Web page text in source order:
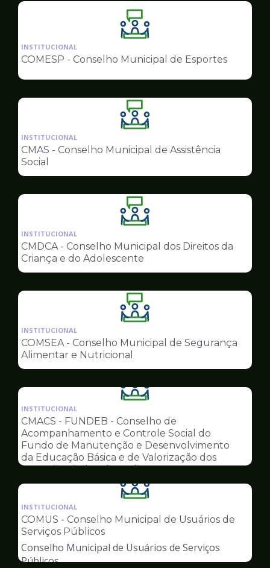
Ilustração
da
pagina
Conselhos
INSTITUCIONAL
COMESP - Conselho Municipal de Esportes
Ilustração
da
pagina
Conselhos
INSTITUCIONAL
CMAS - Conselho Municipal de Assistência
Social
Ilustração
da
pagina
de
Conselhos
INSTITUCIONAL
CMDCA - Conselho Municipal dos Direitos da
Criança e do Adolescente
Ilustração
da
pagina
Conselhos
INSTITUCIONAL
COMSEA - Conselho Municipal de Segurança
Alimentar e Nutricional
Ilustração
da
pagina
de
Conselhos
INSTITUCIONAL
CMACS - FUNDEB - Conselho de
Acompanhamento e Controle Social do
Fundo de Manutenção e Desenvolvimento
da Educação Básica e de Valorização dos
Profissionais da Educação
Ilustração
da
pagina
Conselhos
INSTITUCIONAL
COMUS - Conselho Municipal de Usuários de
Serviços Públicos
Conselho Municipal de Usuários de Serviços
Públicos